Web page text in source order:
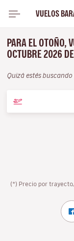
VUELOS
PARA EL OTOÑO,
OCTUBRE 2026
Quizá estés
(*) Precio por